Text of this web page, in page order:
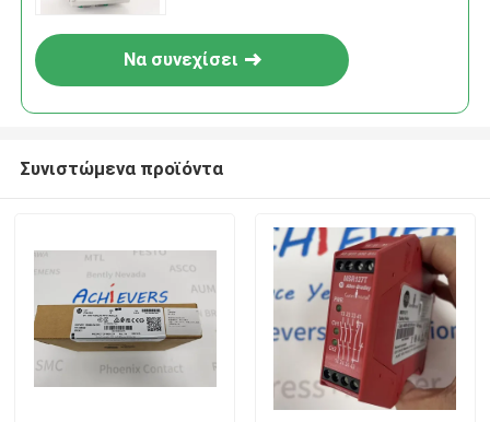
Να συνεχίσει
Συνιστώμενα προϊόντα